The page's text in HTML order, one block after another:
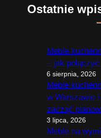
Ostatnie
Meble
– jak
6 sierpnia, 2026
Meble
w Warszawie
zacząć
3 lipca, 2026
Meble na